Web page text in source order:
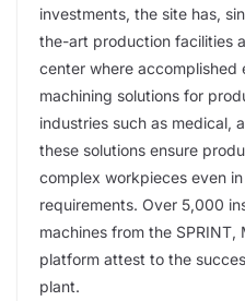
investments, the site has,
the-art production facilities
center where
machining solutions for
industries such as medical,
these solutions ensure
complex workpieces even
requirements. Over 5,000
machines from the SPRINT,
platform attest to the
plant.